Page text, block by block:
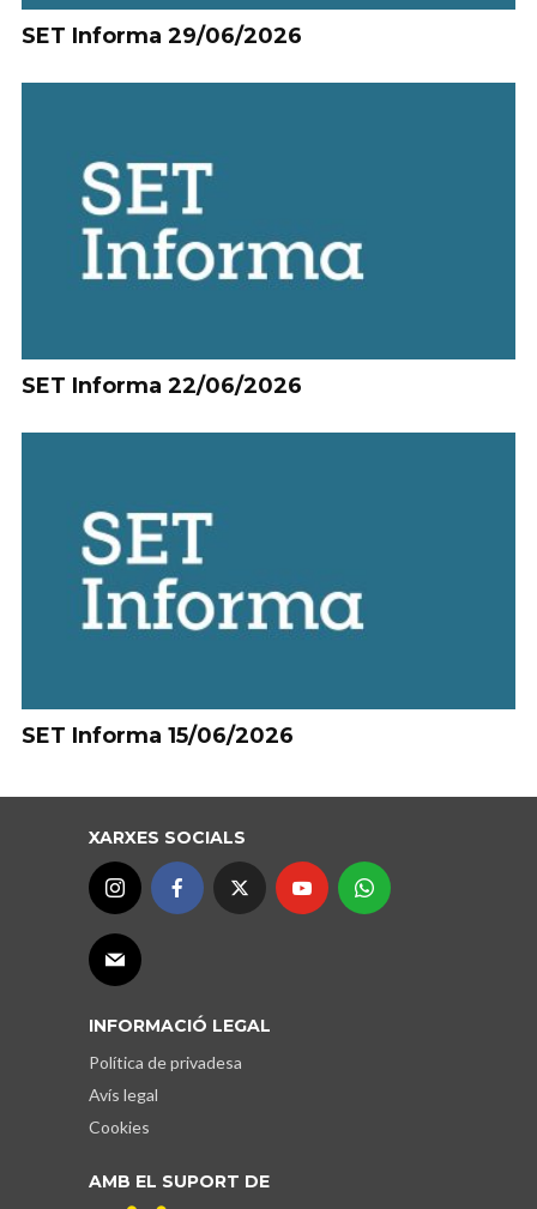
SET Informa 29/06/2026
SET Informa 22/06/2026
SET Informa 15/06/2026
XARXES SOCIALS
INFORMACIÓ LEGAL
Política de privadesa
Avís legal
Cookies
AMB EL SUPORT DE